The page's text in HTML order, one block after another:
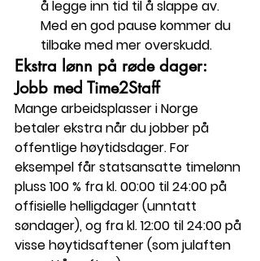
å legge inn tid til å slappe av.
Med en god pause kommer du
tilbake med mer overskudd.
Ekstra lønn på røde dager:
Jobb med Time2Staff
Mange arbeidsplasser i Norge
betaler ekstra når du jobber på
offentlige høytidsdager. For
eksempel får statsansatte timelønn
pluss 100 % fra kl. 00:00 til 24:00 på
offisielle helligdager (unntatt
søndager), og fra kl. 12:00 til 24:00 på
visse høytidsaftener (som julaften